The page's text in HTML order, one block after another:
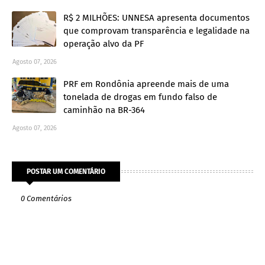
R$ 2 MILHÕES: UNNESA apresenta documentos
que comprovam transparência e legalidade na
operação alvo da PF
Agosto 07, 2026
PRF em Rondônia apreende mais de uma
tonelada de drogas em fundo falso de
caminhão na BR-364
Agosto 07, 2026
POSTAR UM COMENTÁRIO
0 Comentários